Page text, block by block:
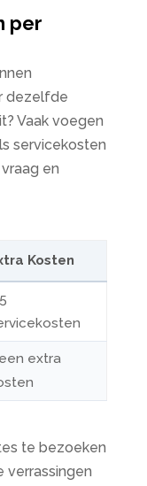
per
dezelfde
Vaak voegen
servicekosten
en
Kosten
extra
te bezoeken
verrassingen